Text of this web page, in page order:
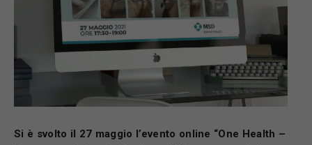
Si è svolto il 27 maggio l’evento online “One Health –